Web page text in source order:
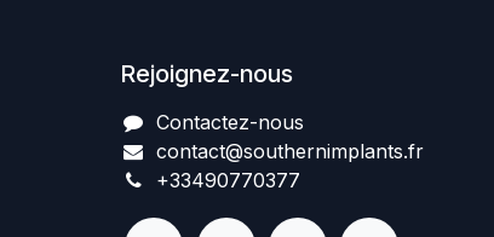
Rejoignez-nous
Contactez-nous​
contact@southernimplant​​​s.fr
+334907​70377